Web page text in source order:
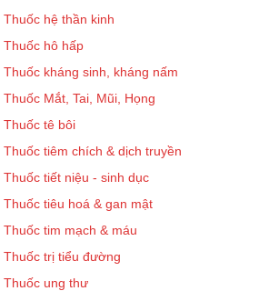
Thuốc hệ thần kinh
Thuốc hô hấp
Thuốc kháng sinh, kháng nấm
Thuốc Mắt, Tai, Mũi, Họng
Thuốc tê bôi
Thuốc tiêm chích & dịch truyền
Thuốc tiết niệu - sinh dục
Thuốc tiêu hoá & gan mật
Thuốc tim mạch & máu
Thuốc trị tiểu đường
Thuốc ung thư